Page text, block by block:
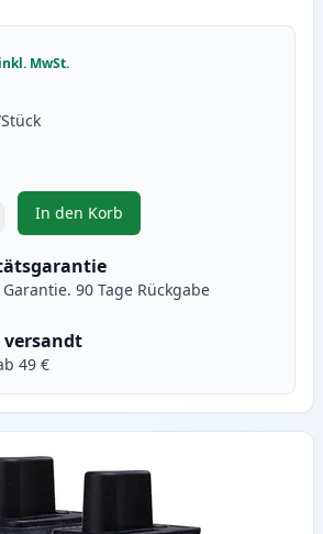
inkl. MwSt.
Tasten, um anzupassen
In den Korb
, 5 stück Brother LC900
Garantie. 90 Tage Rückgabe
versandt
49 €